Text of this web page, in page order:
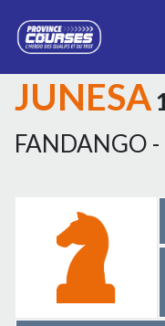
JUNESA
FANDANGO -